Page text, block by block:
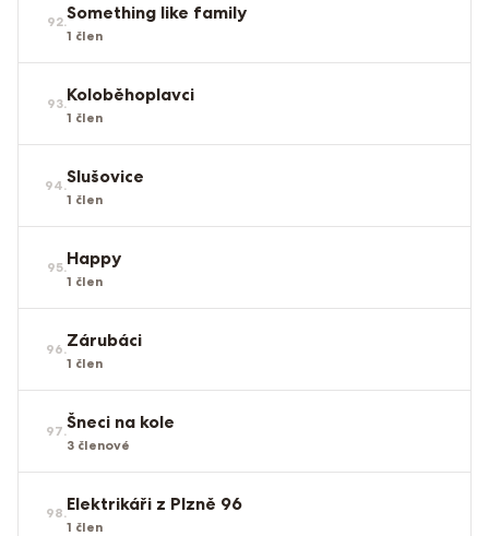
92.Something like family
1 člen
93.Koloběhoplavci
1 člen
94.Slušovice
1 člen
95.Happy
1 člen
96.Zárubáci
1 člen
97.Šneci na kole
3 členové
98.Elektrikáři z Plzně 96
1 člen